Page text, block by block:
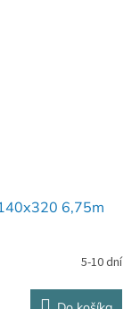
6,75m
5-10 dní